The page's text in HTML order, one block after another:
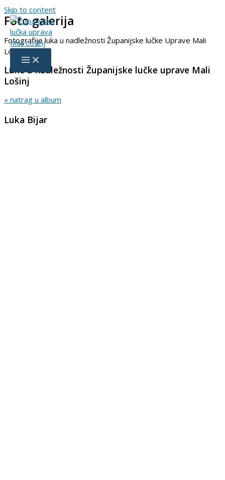
Skip to content
Foto galerija
Fotografije luka u nadležnosti Županijske lučke Uprave Mali
Lošinj
Luke u nadležnosti Županijske lučke uprave Mali
Lošinj
« natrag u album
Luka Bijar